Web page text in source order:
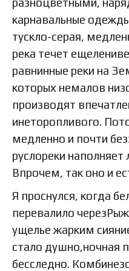
карнавальные
тускло-серая,
река течет
равнинные реки на
которых немалов
производят
инеторопливого.
медленно и почти
руслореки
Впрочем, так оно и
Я проснулся, когда
перевалило
ущелье жарким
стало душно,ночная
бесследно.